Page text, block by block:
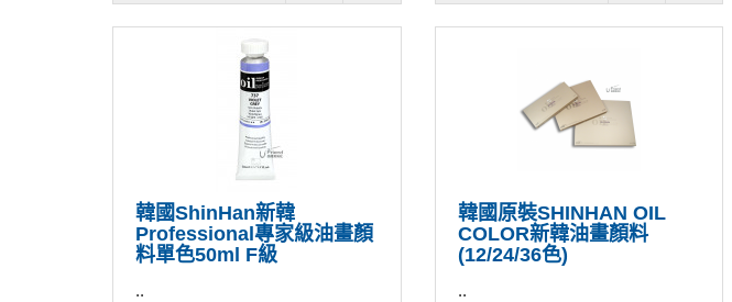
韓國ShinHan新韓
Professional專家級油畫顏
料單色50ml F級
..
韓國原裝SHINHAN OIL
COLOR新韓油畫顏料
(12/24/36色)
..